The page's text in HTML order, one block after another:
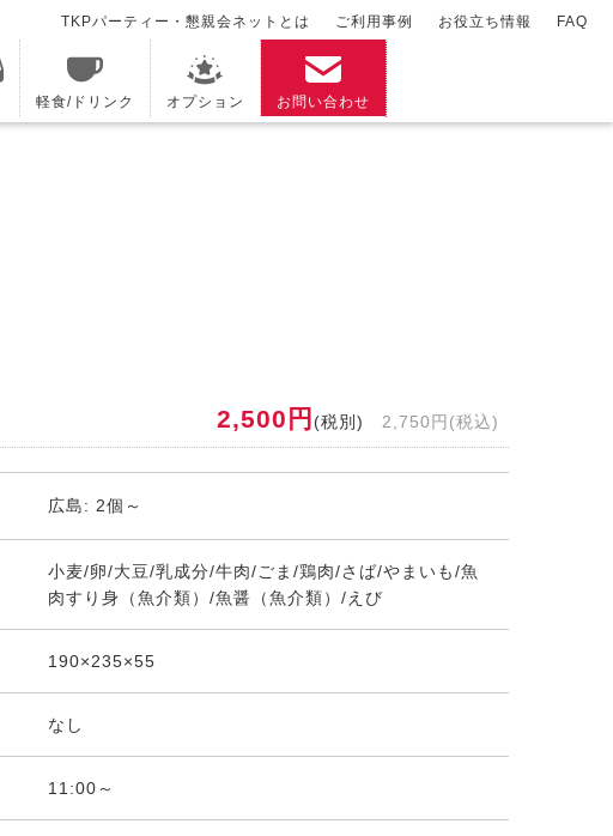
軽食/ドリンク オプション お問い合わせ
TKPパーティー・懇親会ネットとは ご利用事例 お役立ち情報 FAQ
2,500円 (税別) 2,750円(税込)
広島: 2個～
小麦/卵/大豆/乳成分/牛肉/ごま/鶏肉/さば/やまいも/魚
肉すり身（魚介類）/魚醤（魚介類）/えび
190×235×55
なし
11:00～